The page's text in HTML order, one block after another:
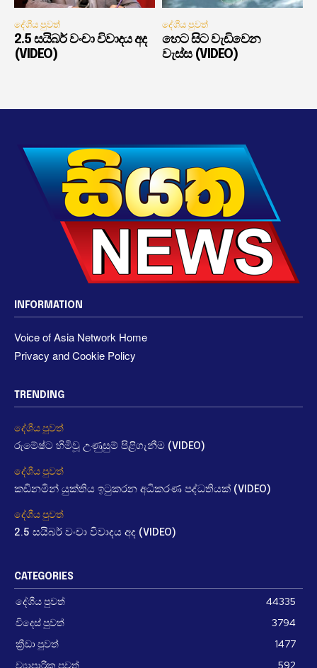
දේශීය පුවත්
2.5 සයිබර් වංචා විවාදය අද
(VIDEO)
දේශීය පුවත්
හෙට සිට වැඩිවෙන
වැස්ස (VIDEO)
INFORMATION
Voice of Asia Network Home
Privacy and Cookie Policy
TRENDING
දේශීය පුවත්
රුමේෂ්ට හිමිවූ උණුසුම් පිළිගැනීම (VIDEO)
දේශීය පුවත්
කඩිනමින් යුක්තිය ඉටුකරන අධිකරණ පද්ධතියක් (VIDEO)
දේශීය පුවත්
2.5 සයිබර් වංචා විවාදය අද (VIDEO)
CATEGORIES
දේශීය පුවත්
44335
විදෙස් පුවත්
3794
ක්‍රීඩා පුවත්
1477
ව්‍යාපාරික පුවත්
592